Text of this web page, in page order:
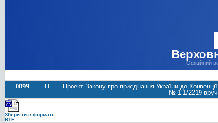
Офіційний
0099 П
Проект Закону про приєднання України до
№ 1-1/2219
Зберегти в форматі
RTF